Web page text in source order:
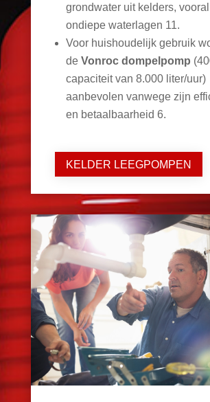
grondwater uit kelders,
ondiepe waterlagen 11.
Voor huishoudelijk gebruik
de Vonroc dompelpomp
capaciteit van 8.000 liter/uur)
aanbevolen vanwege zijn
en betaalbaarheid 6.
KELDER LEEGPOMPEN